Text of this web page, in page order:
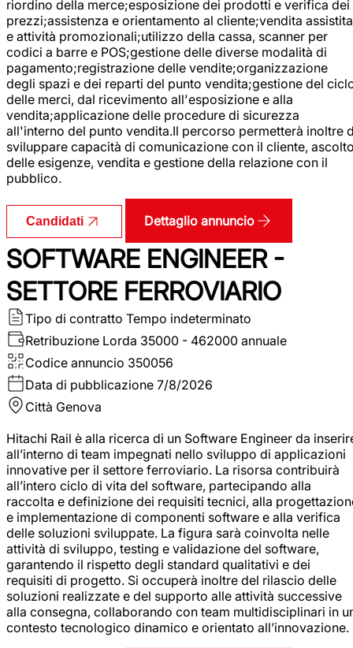
riordino della merce;esposizione dei prodotti e verifica dei
prezzi;assistenza e orientamento al cliente;vendita assistita
e attività promozionali;utilizzo della cassa, scanner per
codici a barre e POS;gestione delle diverse modalità di
pagamento;registrazione delle vendite;organizzazione
degli spazi e dei reparti del punto vendita;gestione del
delle merci, dal ricevimento all'esposizione e alla
vendita;applicazione delle procedure di sicurezza
all'interno del punto vendita.Il percorso permetterà inoltre
sviluppare capacità di comunicazione con il cliente,
delle esigenze, vendita e gestione della relazione con il
pubblico.
Candidati Dettaglio annuncio
SOFTWARE ENGINEER -
SETTORE FERROVIARIO
Tipo di contratto Tempo indeterminato
Retribuzione Lorda 35000 - 462000 annuale
Codice annuncio 350056
Data di pubblicazione 7/8/2026
Città Genova
Hitachi Rail è alla ricerca di un Software Engineer da
all’interno di team impegnati nello sviluppo di applicazioni
innovative per il settore ferroviario. La risorsa contribuirà
all’intero ciclo di vita del software, partecipando alla
raccolta e definizione dei requisiti tecnici, alla
e implementazione di componenti software e alla verifica
delle soluzioni sviluppate. La figura sarà coinvolta nelle
attività di sviluppo, testing e validazione del software,
garantendo il rispetto degli standard qualitativi e dei
requisiti di progetto. Si occuperà inoltre del rilascio delle
soluzioni realizzate e del supporto alle attività successive
alla consegna, collaborando con team multidisciplinari in
contesto tecnologico dinamico e orientato all’innovazione.